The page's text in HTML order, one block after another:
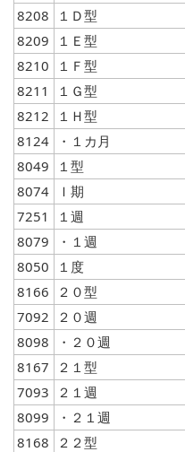
8208
１Ｄ型
8209
１Ｅ型
8210
１Ｆ型
8211
１Ｇ型
8212
１Ｈ型
8124
・１カ月
8049
１型
8074
Ｉ期
7251
１週
8079
・１週
8050
１度
8166
２０型
7092
２０週
8098
・２０週
8167
２１型
7093
２１週
8099
・２１週
8168
２２型